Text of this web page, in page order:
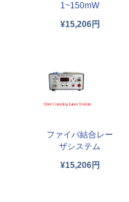
1~150mW
¥15,206円
ファイバ結合レー
ザシステム
¥15,206円